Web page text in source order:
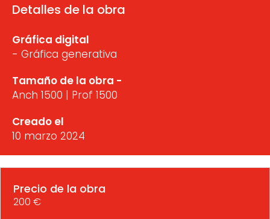
Detalles de la obra
Gráfica digital
- Gráfica generativa
Tamaño de la obra -
Anch 1500 | Prof 1500
Creado el
10 marzo 2024
Precio de la obra
200 €